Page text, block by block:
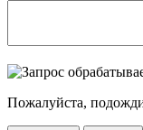
Пожалуйста,